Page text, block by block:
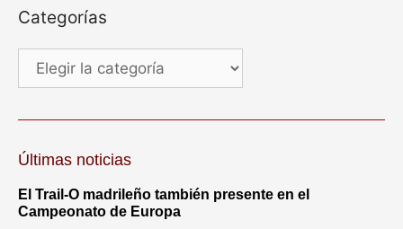
Categorías
Últimas noticias
El Trail-O madrileño también presente en el
Campeonato de Europa